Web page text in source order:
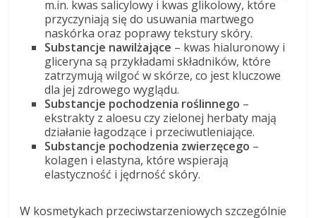
m.in. kwas salicylowy i kwas glikolowy, które
przyczyniają się do usuwania martwego
naskórka oraz poprawy tekstury skóry.
Substancje nawilżające – kwas hialuronowy i
gliceryna są przykładami składników, które
zatrzymują wilgoć w skórze, co jest kluczowe
dla jej zdrowego wyglądu.
Substancje pochodzenia roślinnego –
ekstrakty z aloesu czy zielonej herbaty mają
działanie łagodzące i przeciwutleniające.
Substancje pochodzenia zwierzęcego –
kolagen i elastyna, które wspierają
elastyczność i jędrność skóry.
W kosmetykach przeciwstarzeniowych szczególnie